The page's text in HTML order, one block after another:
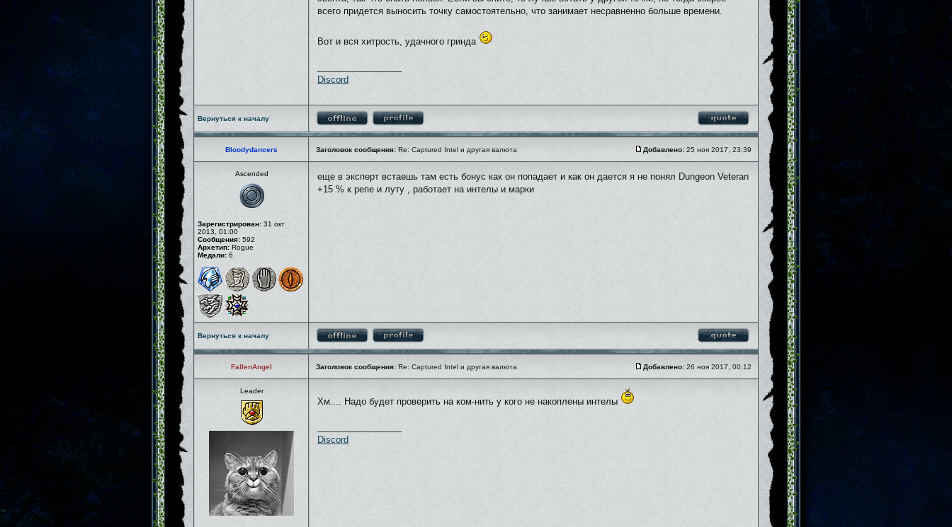
всего придется выносить точку самостоятельно, что занимает несравненно больше времени.
Вот и вся хитрость, удачного гринда
Discord
Вернуться к началу
Bloodydancers Заголовок сообщения: Re: Captured Intel и другая валюта Добавлено: 25 ноя 2017, 23:39
Ascended
Зарегистрирован: 31 окт
2013, 01:00
Сообщения: 592
Архетип: Rogue
Медали: 6
еще в эксперт встаешь там есть бонус как он попадает и как он дается я не понял Dungeon Veteran
+15 % к репе и луту , работает на интелы и марки
Вернуться к началу
FallenAngel Заголовок сообщения: Re: Captured Intel и другая валюта Добавлено: 26 ноя 2017, 00:12
Leader
Хм.... Надо будет проверить на ком-нить у кого не накоплены интелы
Discord